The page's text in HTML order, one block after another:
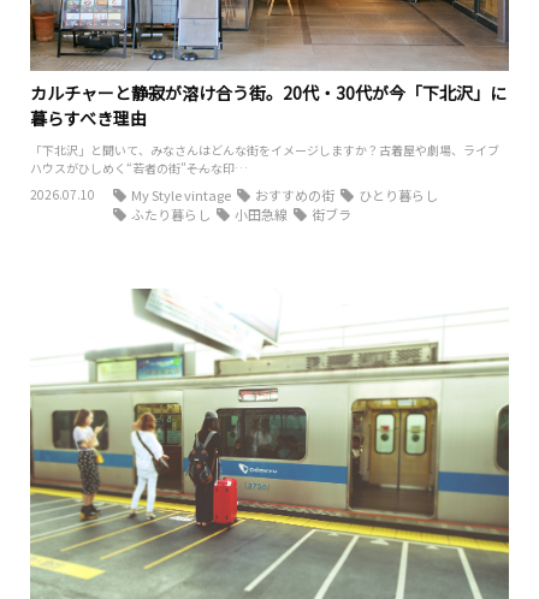
カルチャーと静寂が溶け合う街。20代・30代が今「下北沢」に
暮らすべき理由
「下北沢」と聞いて、みなさんはどんな街をイメージしますか？古着屋や劇場、ライブ
ハウスがひしめく“若者の街”――そんな印…
2026.07.10
My Style vintage おすすめの街
ひとり暮らし
ふたり暮らし
小田急線 街ブラ